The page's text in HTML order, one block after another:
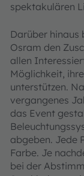
spektakulären
Darüber
Osram den
allen
Möglichkeit,
unterstützen.
vergangenes
das Event
abgeben. Jede
Farbe. Je
bei der